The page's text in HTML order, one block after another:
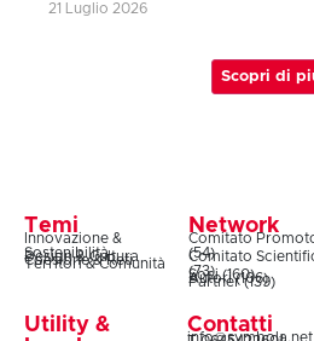
21 Luglio 2026
Scopri di
Temi
Innovazione &
Sostenibilità
Design & Cultura
Coesione & Reti
Territori & Comunità
Network
Comitato
(54)
Comitato
(73)
Soci (160)
Autori (106)
Partner (139)
Utility &
Contatti
info@symbola.net